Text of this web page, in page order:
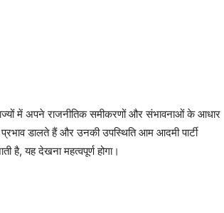
में अपने राजनीतिक समीकरणों और संभावनाओं के आधार
प्रभाव डालते हैं और उनकी उपस्थिति आम आदमी पार्टी
है, यह देखना महत्वपूर्ण होगा।